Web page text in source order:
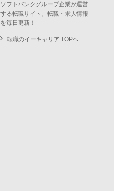
ソフトバンクグループ企業が運営
する転職サイト。転職・求人情報
を毎日更新！
転職のイーキャリア TOPへ